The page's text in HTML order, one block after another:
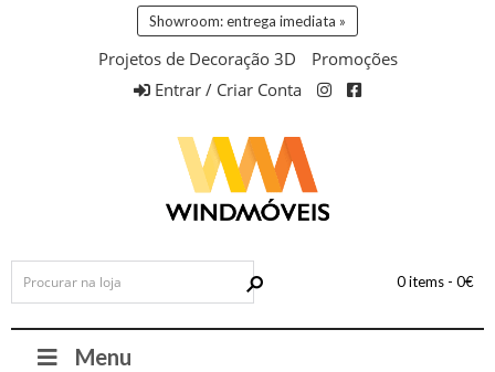
Showroom: entrega imediata »
Projetos de Decoração 3D
Promoções
Entrar / Criar Conta
0 items - 0€
Menu